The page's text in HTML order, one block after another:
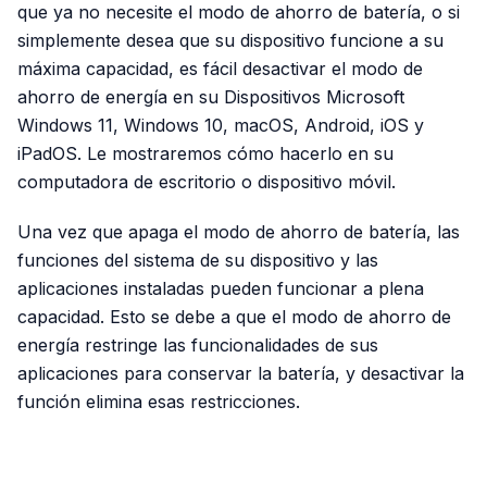
que ya no necesite el modo de ahorro de batería, o si
simplemente desea que su dispositivo funcione a su
máxima capacidad, es fácil desactivar el modo de
ahorro de energía en su Dispositivos Microsoft
Windows 11, Windows 10, macOS, Android, iOS y
iPadOS. Le mostraremos cómo hacerlo en su
computadora de escritorio o dispositivo móvil.
Una vez que apaga el modo de ahorro de batería, las
funciones del sistema de su dispositivo y las
aplicaciones instaladas pueden funcionar a plena
capacidad. Esto se debe a que el modo de ahorro de
energía restringe las funcionalidades de sus
aplicaciones para conservar la batería, y desactivar la
función elimina esas restricciones.